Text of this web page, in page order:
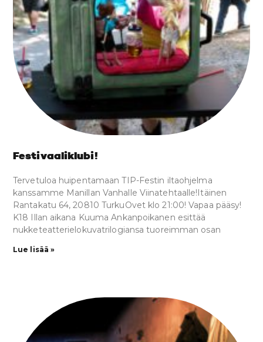
Festivaaliklubi!
Tervetuloa huipentamaan TIP-Festin iltaohjelma
kanssamme Manillan Vanhalle Viinatehtaalle!Itäinen
Rantakatu 64, 20810 TurkuOvet klo 21:00! Vapaa pääsy!
K18 Illan aikana Kuuma Ankanpoikanen esittää
nukketeatterielokuvatrilogiansa tuoreimman osan
Lue lisää »